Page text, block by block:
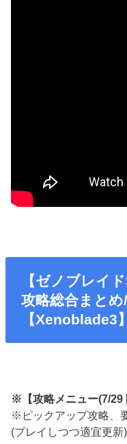
【ゼノブレイ
攻略総合まと
【Xenoblade3
※【攻略メニュー(7/29
※ピックアップ攻略、
(プレイしつつ適宜更新)